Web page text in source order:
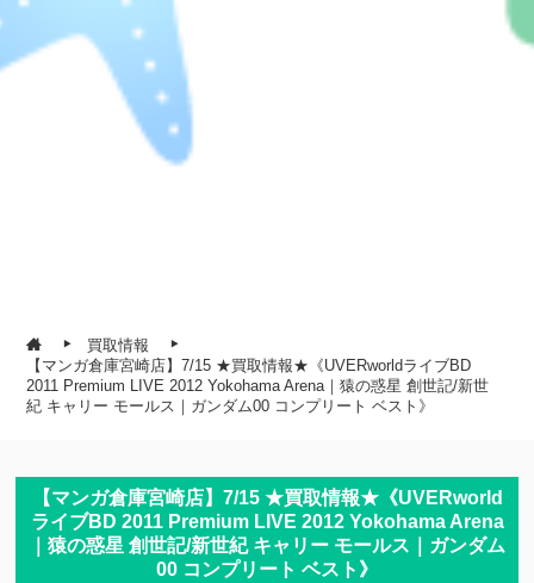
買取情報
【マンガ倉庫宮崎店】7/15 ★買取情報★《UVERworldライブBD
2011 Premium LIVE 2012 Yokohama Arena｜猿の惑星 創世記/新世
紀 キャリー モールス｜ガンダム00 コンプリート ベスト》
【マンガ倉庫宮崎店】7/15 ★買取情報★《UVERworld
ライブBD 2011 Premium LIVE 2012 Yokohama Arena
｜猿の惑星 創世記/新世紀 キャリー モールス｜ガンダム
00 コンプリート ベスト》